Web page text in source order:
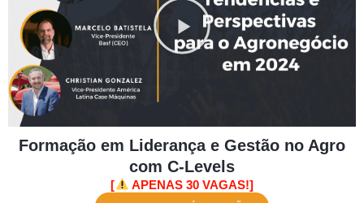
Reproduzir
vídeo
Formação em Liderança e Gestão no Agro
com C-Levels
[ APENAS 30 VAGAS!]